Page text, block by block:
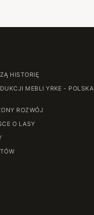
HISTORIĘ
MEBLI YRKE - POLSKA
ROZWÓJ
O LASY